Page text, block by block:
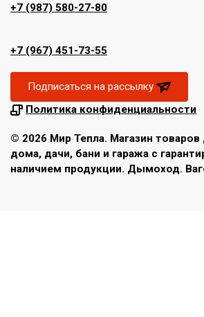
+7 (987) 580-27-80
+7 (967) 451-73-55
Подписаться на рассылку
Политика конфиденциальности
© 2026 Мир Тепла. Магазин товаров
дома, дачи, бани и гаража с
наличием продукции. Дымоход.